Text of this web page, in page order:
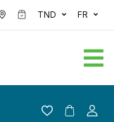
TND FR